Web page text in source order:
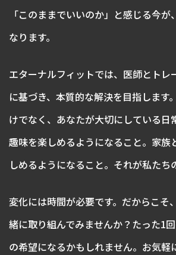
「このままでいいのか」と感じる今
なります。
エターナルフィットでは、医師とトレ
に基づき、本質的な解決を目指します
けでなく、あなたが大切にしている日
趣味を楽しめるようになること。家族
しめるようになること。それが私たち
変化には時間が必要です。だからこそ
緒に取り組んでみませんか？たった1
の希望になるかもしれません。お気軽